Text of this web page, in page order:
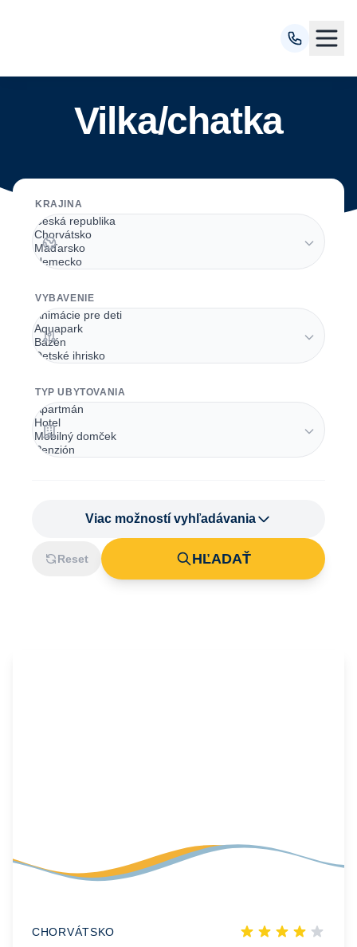
Vilka/chatka
KRAJINA
VYBAVENIE
TYP UBYTOVANIA
Viac možností vyhľadávania
Reset HĽADAŤ
CHORVÁTSKO